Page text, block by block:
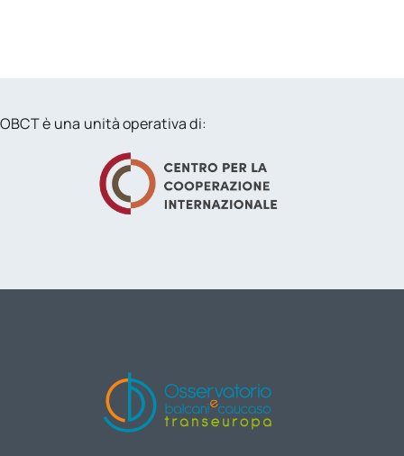
OBCT è una unità operativa di: